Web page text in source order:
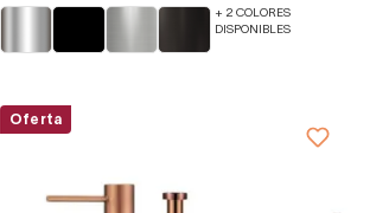
+ 2 COLORES
DISPONIBLES
Oferta